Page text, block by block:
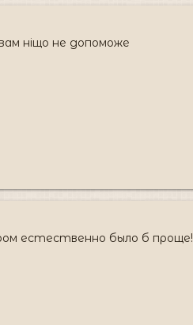
ніщо не допоможе
естественно было б проще!